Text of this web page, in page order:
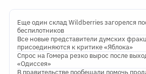
Еще один склад Wildberries загорелся
беспилотников
Все новые представители думских
присоединяются к критике «Яблока»
Спрос на Гомера резко вырос после
«Одиссея»